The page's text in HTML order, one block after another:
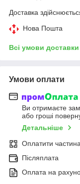
Доставка
Нова Пошта
Всі умови доставки
Умови оплати
Ви отримаєте
або гроші
Детальніше
Оплатити
Післяплата
Оплата на